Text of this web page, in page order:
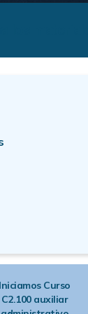
la
sobre los
Iniciamos Curso